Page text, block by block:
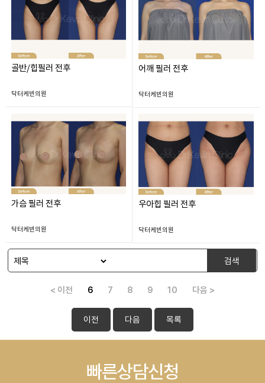
골반/힙필러 전후
닥터케빈의원
어깨 필러 전후
닥터케빈의원
가슴 필러 전후
닥터케빈의원
우아힙 필러 전후
닥터케빈의원
검색
< 이전 6 7 8 9 10 다음 >
이전 다음 목록
빠른상담신청